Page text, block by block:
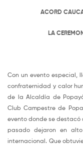
ACORD
LA
Con un evento especial,
confraternidad y calor
de la Alcaldía de
Club Campestre de
evento donde se
pasado dejaron en
internacional. Que